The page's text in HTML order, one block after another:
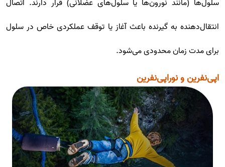
سلول‌ها (مانند نورون‌ها یا سلول‌های عضلانی) قرار دارند. اتصال
انتقال‌دهنده به گیرنده باعث آغاز یا توقف عملکردی خاص در سلول
برای مدت زمان محدودی می‌شود.
اپی‌نفرین و نوراپی‌نفرین